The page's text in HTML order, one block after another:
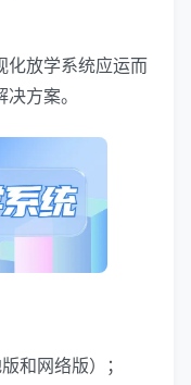
化放学系统应运而
方案。
和网络版）；